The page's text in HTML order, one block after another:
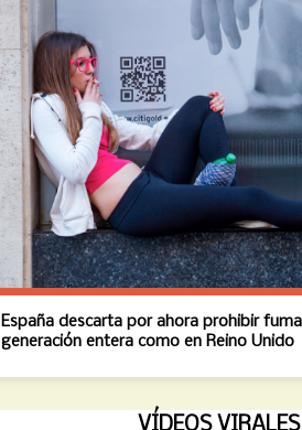
España descarta por ahora prohibir
generación entera como en Reino Unido
VÍDEOS VIRALES